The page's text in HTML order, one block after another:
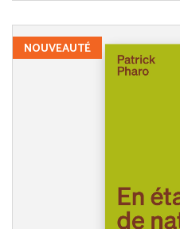
NOUVEAUTÉ